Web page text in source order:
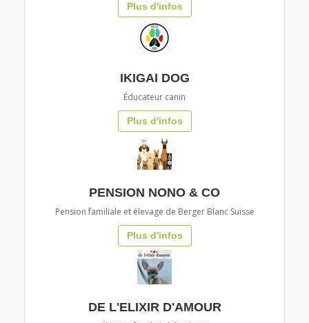
Plus d'infos
IKIGAI DOG
Éducateur canin
Plus d'infos
PENSION NONO & CO
Pension familiale et élevage de Berger Blanc Suisse
Plus d'infos
DE L'ELIXIR D'AMOUR